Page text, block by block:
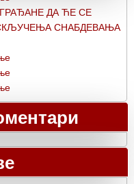
ДА ЋЕ СЕ
СНАБДЕВАЊА